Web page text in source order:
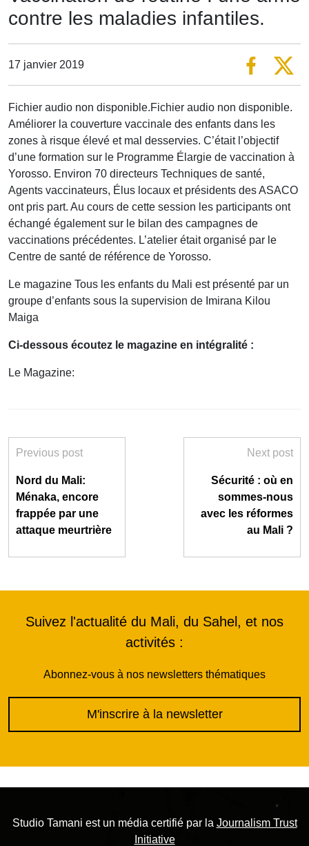
contre les maladies infantiles.
17 janvier 2019
Fichier audio non disponible.Fichier audio non disponible.
Améliorer la couverture vaccinale des enfants dans les
zones à risque élevé et mal desservies. C’était l’objectif
d’une formation sur le Programme Élargie de vaccination à
Yorosso. Environ 70 directeurs Techniques de santé,
Agents vaccinateurs, Élus locaux et présidents des ASACO
ont pris part. Au cours de cette session les participants ont
échangé également sur le bilan des campagnes de
vaccinations précédentes. L’atelier était organisé par le
Centre de santé de référence de Yorosso.
Le magazine Tous les enfants du Mali est présenté par un
groupe d’enfants sous la supervision de Imirana Kilou
Maiga
Ci-dessous écoutez le magazine en intégralité :
Le Magazine:
Previous post
Nord du Mali:
Ménaka, encore
frappée par une
attaque meurtrière
Next post
Sécurité : où en
sommes-nous
avec les réformes
au Mali ?
Suivez l'actualité du Mali, du Sahel, et nos
activités :
Abonnez-vous à nos newsletters thématiques
M'inscrire à la newsletter
Studio Tamani est un média certifié par la Journalism Trust
Initiative